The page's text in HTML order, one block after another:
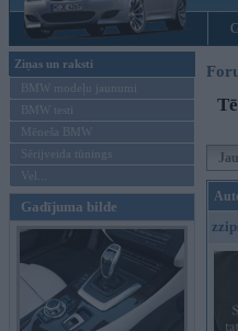
Ziņas un raksti
BMW modeļu jaunumi
BMW testi
Mēneša BMW
Sērijveida tūnings
Vel...
Gadījuma bilde